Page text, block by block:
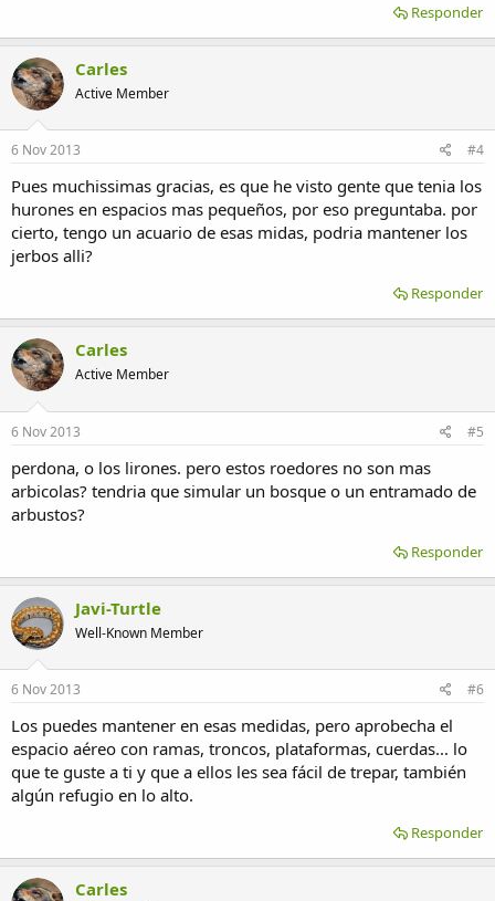
Responder
Carles
Active Member
6 Nov 2013 #4
Pues muchissimas gracias, es que he visto gente que tenia los
hurones en espacios mas pequeños, por eso preguntaba. por
cierto, tengo un acuario de esas midas, podria mantener los
jerbos alli?
Responder
Carles
Active Member
6 Nov 2013 #5
perdona, o los lirones. pero estos roedores no son mas
arbicolas? tendria que simular un bosque o un entramado de
arbustos?
Responder
Javi-Turtle
Well-Known Member
6 Nov 2013 #6
Los puedes mantener en esas medidas, pero aprobecha el
espacio aéreo con ramas, troncos, plataformas, cuerdas... lo
que te guste a ti y que a ellos les sea fácil de trepar, también
algún refugio en lo alto.
Responder
Carles